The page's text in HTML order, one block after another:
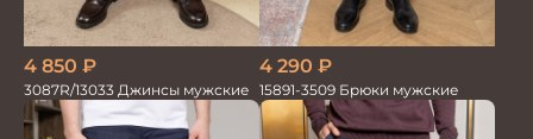
4 850 ₽
3087R/13033 Джинсы мужские
4 290 ₽
15891-3509 Брюки мужские